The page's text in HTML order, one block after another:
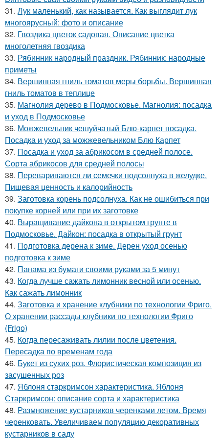
31. Лук маленький, как называется. Как выглядит лук
многоярусный: фото и описание
32. Гвоздика цветок садовая. Описание цветка
многолетняя гвоздика
33. Рябинник народный праздник. Рябинник: народные
приметы
34. Вершинная гниль томатов меры борьбы. Вершинная
гниль томатов в теплице
35. Магнолия дерево в Подмосковье. Магнолия: посадка
и уход в Подмосковье
36. Можжевельник чешуйчатый Блю-карпет посадка.
Посадка и уход за можжевельником Блю Карпет
37. Посадка и уход за абрикосом в средней полосе.
Сорта абрикосов для средней полосы
38. Перевариваются ли семечки подсолнуха в желудке.
Пищевая ценность и калорийность
39. Заготовка корень подсолнуха. Как не ошибиться при
покупке корней или при их заготовке
40. Выращивание дайкона в открытом грунте в
Подмосковье. Дайкон: посадка в открытый грунт
41. Подготовка дерена к зиме. Дерен уход осенью
подготовка к зиме
42. Панама из бумаги своими руками за 5 минут
43. Когда лучше сажать лимонник весной или осенью.
Как сажать лимонник
44. Заготовка и хранение клубники по технологии Фриго.
О хранении рассады клубники по технологии Фриго
(Frigo)
45. Когда пересаживать лилии после цветения.
Пересадка по временам года
46. Букет из сухих роз. Флористическая композиция из
засушенных роз
47. Яблоня старкримсон характеристика. Яблоня
Старкримсон: описание сорта и характеристика
48. Размножение кустарников черенками летом. Время
черенковать. Увеличиваем популяцию декоративных
кустарников в саду